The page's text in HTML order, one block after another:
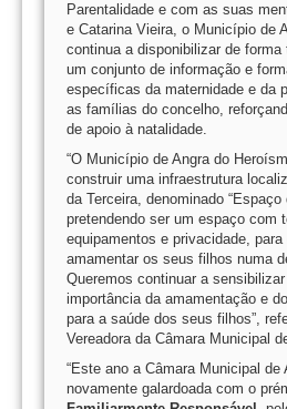
Parentalidade e com as suas
e Catarina Vieira, o Município de
continua a disponibilizar de forma
um conjunto de informação e
específicas da maternidade e da
as famílias do concelho,
de apoio à natalidade.
“O Município de Angra do
construir uma infraestrutura
da Terceira, denominado “Espaço
pretendendo ser um espaço com
equipamentos e privacidade, para
amamentar os seus filhos numa
Queremos continuar a
importância da amamentação e
para a saúde dos seus filhos”,
Vereadora da Câmara Municipal
“Este ano a Câmara Municipal de
novamente galardoada com o